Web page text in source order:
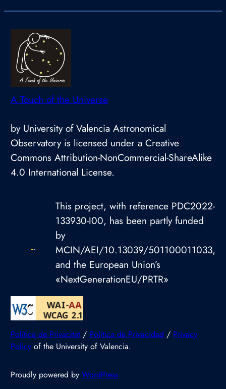
A Touch of the Universe
by University of Valencia Astronomical
Observatory is licensed under a Creative
Commons Attribution-NonCommercial-ShareAlike
4.0 International License.
This project, with reference PDC2022-
133930-I00, has been partly funded
by
MCIN/AEI/10.13039/501100011033,
and the European Union’s
«NextGenerationEU/PRTR»
Política de Privacitat / Política de Privacidad / Privacy
Policy of the University of Valencia.
Proudly powered byWordPress